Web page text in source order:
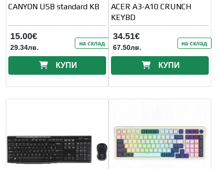
CANYON USB standard KB
15.00€
29.34лв. на склад
КУПИ
ACER A3-A10 CRUNCH
KEYBD
34.51€
67.50лв. на склад
КУПИ